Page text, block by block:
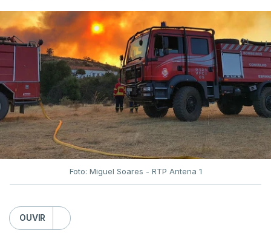
Foto: Miguel Soares - RTP Antena 1
OUVIR